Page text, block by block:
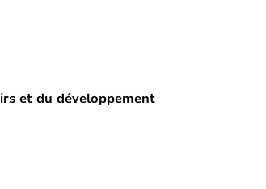
et du développement